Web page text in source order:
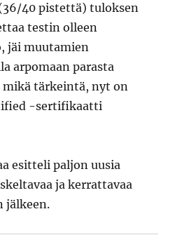
40 pistettä) tuloksen
testin olleen
jäi muutamien
arpomaan parasta
tärkeintä, nyt on
-sertifikaatti
esitteli paljon uusia
ja kerrattavaa
jälkeen.